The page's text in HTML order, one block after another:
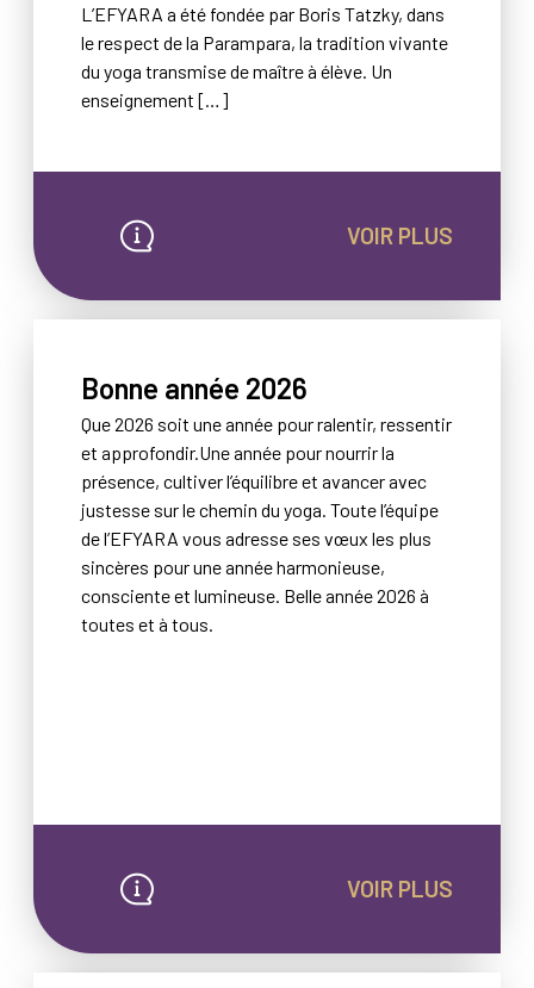
L’EFYARA a été fondée par Boris Tatzky, dans
le respect de la Parampara, la tradition vivante
du yoga transmise de maître à élève. Un
enseignement […]
VOIR PLUS
Bonne année 2026
Que 2026 soit une année pour ralentir, ressentir
et approfondir.Une année pour nourrir la
présence, cultiver l’équilibre et avancer avec
justesse sur le chemin du yoga. Toute l’équipe
de l’EFYARA vous adresse ses vœux les plus
sincères pour une année harmonieuse,
consciente et lumineuse. Belle année 2026 à
toutes et à tous.
VOIR PLUS